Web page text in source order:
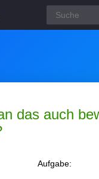
das auch
Aufgabe: